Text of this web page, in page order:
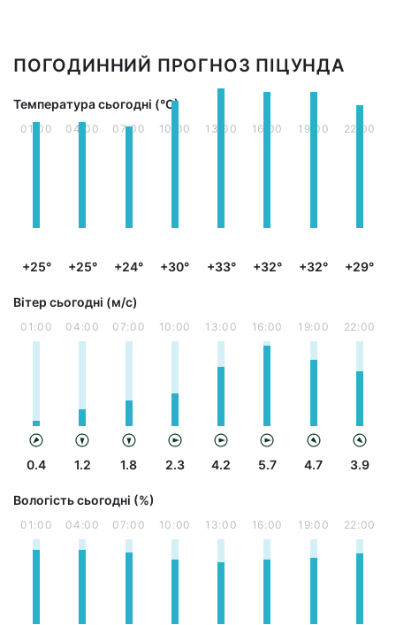
ПОГОДИННИЙ ПРОГНОЗ ПІЦУНДА
Температура сьогодні (°С)
01:00
+25°
04:00
+25°
07:00
+24°
10:00
+30°
13:00
+33°
16:00
+32°
19:00
+32°
22:00
+29°
Вітер сьогодні (м/с)
01:00
0.4
04:00
1.2
07:00
1.8
10:00
2.3
13:00
4.2
16:00
5.7
19:00
4.7
22:00
3.9
Вологість сьогодні (%)
01:00 04:00 07:00 10:00 13:00 16:00 19:00 22:00